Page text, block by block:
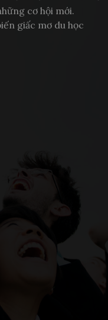
cơ hội mới.
giấc mơ du học